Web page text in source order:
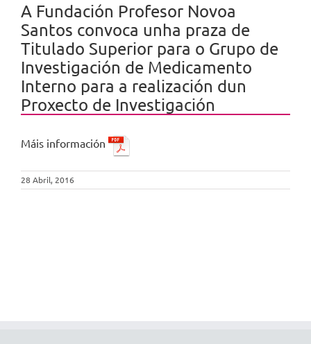
A Fundación Profesor Novoa
Santos convoca unha praza de
Titulado Superior para o Grupo de
Investigación de Medicamento
Interno para a realización dun
Proxecto de Investigación
Máis información
28 Abril, 2016